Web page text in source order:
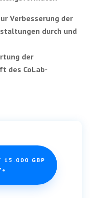
Verbesserung der
durch und
der
des CoLab-
15.000 GBP